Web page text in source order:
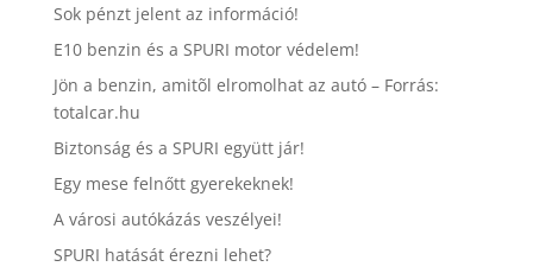
Sok pénzt jelent az információ!
E10 benzin és a SPURI motor védelem!
Jön a benzin, amitõl elromolhat az autó – Forrás:
totalcar.hu
Biztonság és a SPURI együtt jár!
Egy mese felnőtt gyerekeknek!
A városi autókázás veszélyei!
SPURI hatását érezni lehet?